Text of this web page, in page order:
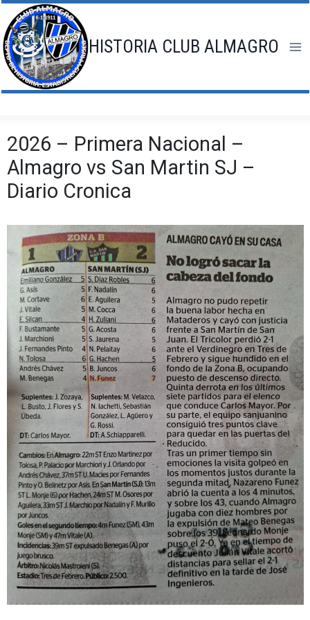
Saltar
al
contenido
HISTORIA CLUB ALMAGRO
2026 – Primera Nacional –
Almagro vs San Martin SJ –
Diario Cronica